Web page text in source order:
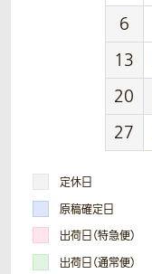
6
13
20
27
定休日
原稿確定日
出荷日（特急便）
出荷日（通常便）